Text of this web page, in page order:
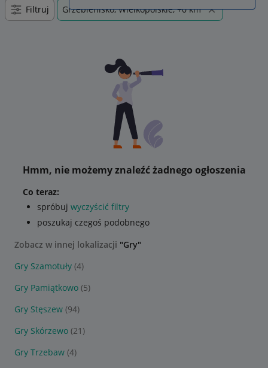
Filtruj Grzebienisko, Wielkopolskie, +0 km
Hmm, nie możemy znaleźć żadnego ogłoszenia
Co teraz:
spróbuj wyczyścić filtry
poszukaj czegoś podobnego
Zobacz w innej lokalizacji "Gry"
Gry Szamotuły (4)
Gry Pamiątkowo (5)
Gry Stęszew (94)
Gry Skórzewo (21)
Gry Trzebaw (4)